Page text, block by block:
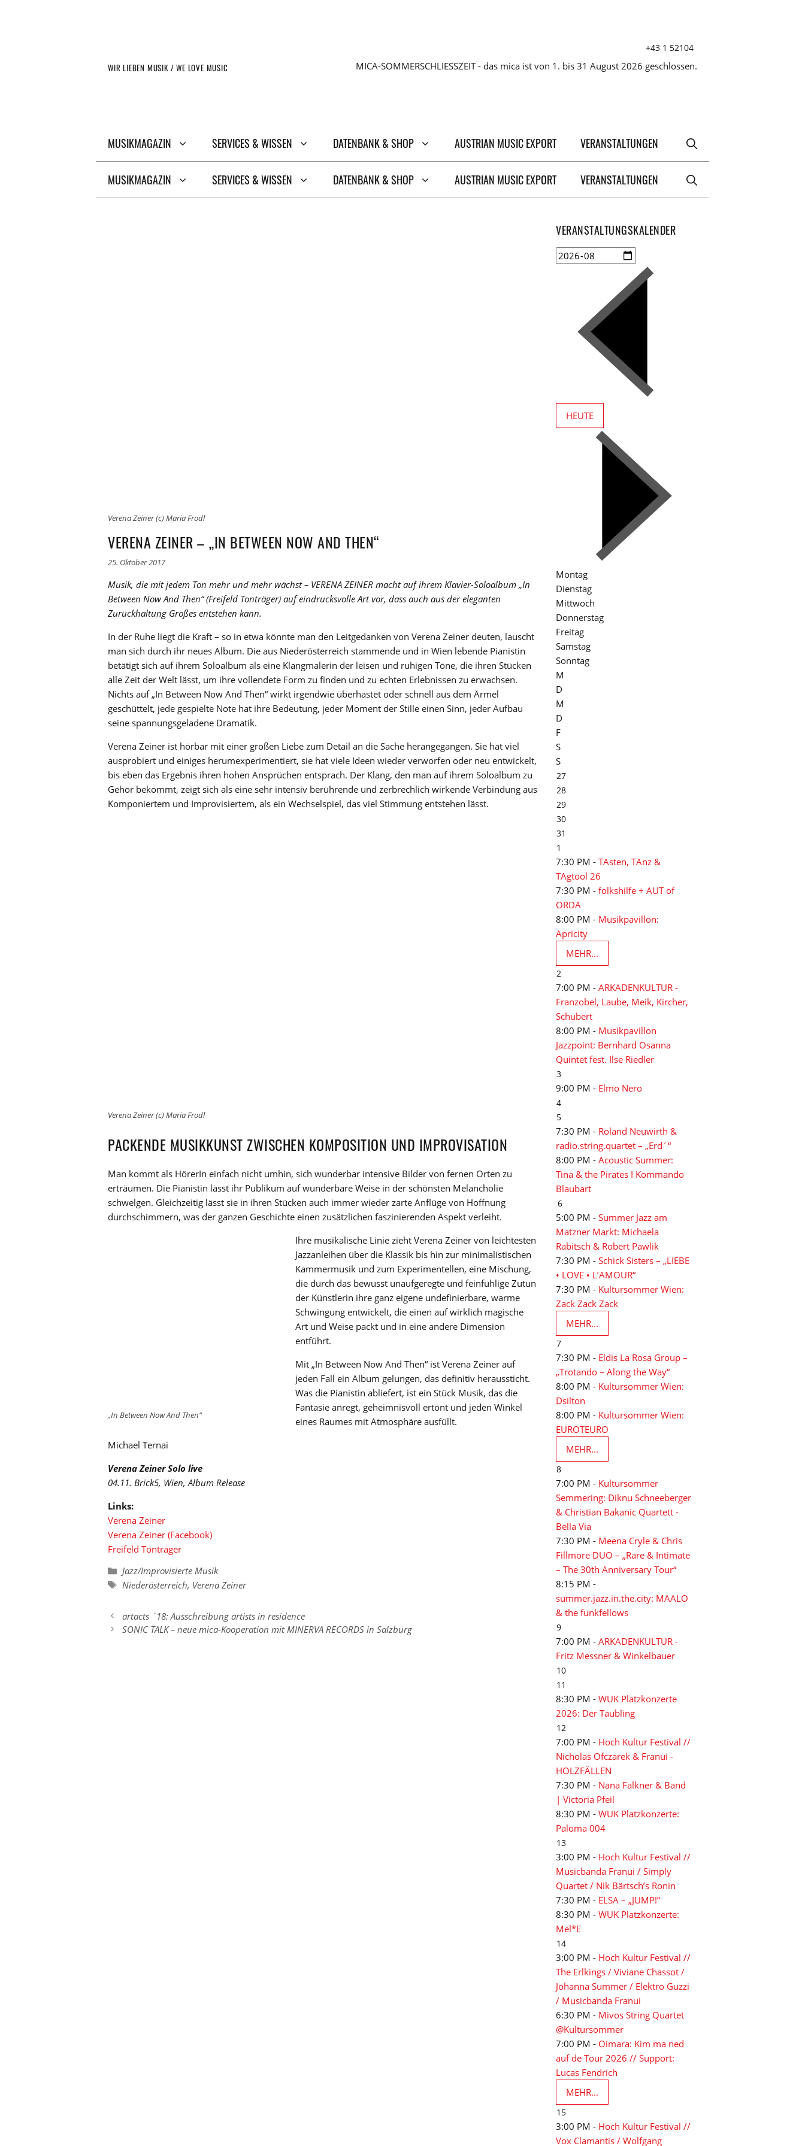
+43 1 52104
WIR LIEBEN MUSIK / WE LOVE MUSIC MICA-SOMMERSCHLIESSZEIT - das mica ist von 1. bis 31 August 2026 geschlossen.
MUSIKMAGAZIN SERVICES & WISSEN DATENBANK & SHOP AUSTRIAN MUSIC EXPORT VERANSTALTUNGEN
MUSIKMAGAZIN SERVICES & WISSEN DATENBANK & SHOP AUSTRIAN MUSIC EXPORT VERANSTALTUNGEN
Verena Zeiner (c) Maria Frodl
VERENA ZEINER – „IN BETWEEN NOW AND THEN“
25. Oktober 2017
Musik, die mit jedem Ton mehr und mehr wächst – VERENA ZEINER macht auf ihrem Klavier-Soloalbum „In
Between Now And Then“ (Freifeld Tonträger) auf eindrucksvolle Art vor, dass auch aus der eleganten
Zurückhaltung Großes entstehen kann.
In der Ruhe liegt die Kraft – so in etwa könnte man den Leitgedanken von Verena Zeiner deuten, lauscht
man sich durch ihr neues Album. Die aus Niederösterreich stammende und in Wien lebende Pianistin
betätigt sich auf ihrem Soloalbum als eine Klangmalerin der leisen und ruhigen Töne, die ihren Stücken
alle Zeit der Welt lässt, um ihre vollendete Form zu finden und zu echten Erlebnissen zu erwachsen.
Nichts auf „In Between Now And Then“ wirkt irgendwie überhastet oder schnell aus dem Ärmel
geschüttelt, jede gespielte Note hat ihre Bedeutung, jeder Moment der Stille einen Sinn, jeder Aufbau
seine spannungsgeladene Dramatik.
Verena Zeiner ist hörbar mit einer großen Liebe zum Detail an die Sache herangegangen. Sie hat viel
ausprobiert und einiges herumexperimentiert, sie hat viele Ideen wieder verworfen oder neu entwickelt,
bis eben das Ergebnis ihren hohen Ansprüchen entsprach. Der Klang, den man auf ihrem Soloalbum zu
Gehör bekommt, zeigt sich als eine sehr intensiv berührende und zerbrechlich wirkende Verbindung aus
Komponiertem und Improvisiertem, als ein Wechselspiel, das viel Stimmung entstehen lässt.
Verena Zeiner (c) Maria Frodl
PACKENDE MUSIKKUNST ZWISCHEN KOMPOSITION UND IMPROVISATION
Man kommt als HörerIn einfach nicht umhin, sich wunderbar intensive Bilder von fernen Orten zu
erträumen. Die Pianistin lässt ihr Publikum auf wunderbare Weise in der schönsten Melancholie
schwelgen. Gleichzeitig lässt sie in ihren Stücken auch immer wieder zarte Anflüge von Hoffnung
durchschimmern, was der ganzen Geschichte einen zusätzlichen faszinierenden Aspekt verleiht.
„In Between Now And Then“
Ihre musikalische Linie zieht Verena Zeiner von leichtesten
Jazzanleihen über die Klassik bis hin zur minimalistischen
Kammermusik und zum Experimentellen, eine Mischung,
die durch das bewusst unaufgeregte und feinfühlige Zutun
der Künstlerin ihre ganz eigene undefinierbare, warme
Schwingung entwickelt, die einen auf wirklich magische
Art und Weise packt und in eine andere Dimension
entführt.
Mit „In Between Now And Then“ ist Verena Zeiner auf
jeden Fall ein Album gelungen, das definitiv heraussticht.
Was die Pianistin abliefert, ist ein Stück Musik, das die
Fantasie anregt, geheimnisvoll ertönt und jeden Winkel
eines Raumes mit Atmosphäre ausfüllt.
Michael Ternai
Verena Zeiner Solo live
04.11. Brick5, Wien, Album Release
Links:
Verena Zeiner
Verena Zeiner (Facebook)
Freifeld Tonträger
Kategorien
Jazz/Improvisierte Musik
Schlagwörter
Niederösterreich, Verena Zeiner
artacts ´18: Ausschreibung artists in residence
SONIC TALK – neue mica-Kooperation mit MINERVA RECORDS in Salzburg
VERANSTALTUNGSKALENDER
HEUTE
Montag
Dienstag
Mittwoch
Donnerstag
Freitag
Samstag
Sonntag
M
D
M
D
F
S
S
27
28
29
30
31
1
7:30 PM - TAsten, TAnz &
TAgtool 26
7:30 PM - folkshilfe + AUT of
ORDA
8:00 PM - Musikpavillon:
Apricity
MEHR...
2
7:00 PM - ARKADENKULTUR -
Franzobel, Laube, Meik, Kircher,
Schubert
8:00 PM - Musikpavillon
Jazzpoint: Bernhard Osanna
Quintet fest. Ilse Riedler
3
9:00 PM - Elmo Nero
4
5
7:30 PM - Roland Neuwirth &
radio.string.quartet – „Erd´“
8:00 PM - Acoustic Summer:
Tina & the Pirates I Kommando
Blaubart
6
5:00 PM - Summer Jazz am
Matzner Markt: Michaela
Rabitsch & Robert Pawlik
7:30 PM - Schick Sisters – „LIEBE
• LOVE • L’AMOUR“
7:30 PM - Kultursommer Wien:
Zack Zack Zack
MEHR...
7
7:30 PM - Eldis La Rosa Group –
„Trotando – Along the Way“
8:00 PM - Kultursommer Wien:
Dsilton
8:00 PM - Kultursommer Wien:
EUROTEURO
MEHR...
8
7:00 PM - Kultursommer
Semmering: Diknu Schneeberger
& Christian Bakanic Quartett -
Bella Via
7:30 PM - Meena Cryle & Chris
Fillmore DUO – „Rare & Intimate
– The 30th Anniversary Tour“
8:15 PM -
summer.jazz.in.the.city: MAALO
& the funkfellows
9
7:00 PM - ARKADENKULTUR -
Fritz Messner & Winkelbauer
10
11
8:30 PM - WUK Platzkonzerte
2026: Der Täubling
12
7:00 PM - Hoch Kultur Festival //
Nicholas Ofczarek & Franui -
HOLZFÄLLEN
7:30 PM - Nana Falkner & Band
| Victoria Pfeil
8:30 PM - WUK Platzkonzerte:
Paloma 004
13
3:00 PM - Hoch Kultur Festival //
Musicbanda Franui / Simply
Quartet / Nik Bärtsch’s Ronin
7:30 PM - ELSA – „JUMP!“
8:30 PM - WUK Platzkonzerte:
Mel*E
14
3:00 PM - Hoch Kultur Festival //
The Erlkings / Viviane Chassot /
Johanna Summer / Elektro Guzzi
/ Musicbanda Franui
6:30 PM - Mivos String Quartet
@Kultursommer
7:00 PM - Oimara: Kim ma ned
auf de Tour 2026 // Support:
Lucas Fendrich
MEHR...
15
3:00 PM - Hoch Kultur Festival //
Vox Clamantis / Wolfgang